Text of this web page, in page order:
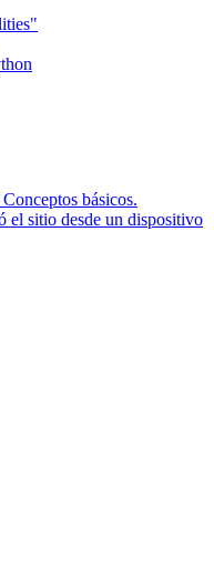
básicos.
el sitio desde un dispositivo